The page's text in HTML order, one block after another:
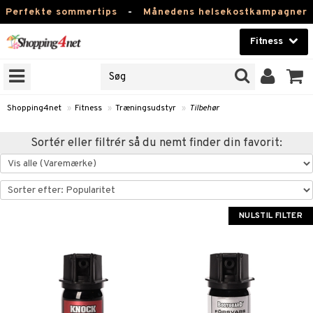
Perfekte sommertips - Månedens helsekostkampagner
Fitness
Skønhed
Kontaktlinser
Apotek
Fitness
Varemærker
Kampagner
Shopping4net » Fitness » Træningsudstyr » Tilbehør
Sortér eller filtrér så du nemt finder din favorit:
NULSTIL FILTER
& Tabletter
& Drikke
Vægtøgning